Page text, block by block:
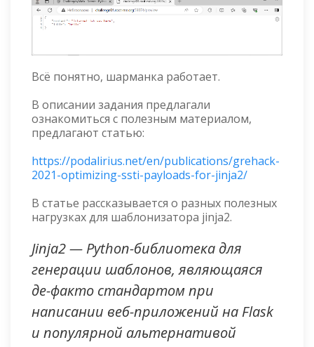
Всё понятно, шарманка работает.
В описании задания предлагали
ознакомиться с полезным материалом,
предлагают статью:
https://podalirius.net/en/publications/grehack-
2021-optimizing-ssti-payloads-for-jinja2/
В статье рассказывается о разных полезных
нагрузках для шаблонизатора jinja2.
Jinja2 — Python-библиотека для
генерации шаблонов, являющаяся
де-факто стандартом при
написании веб-приложений на Flask
и популярной альтернативой